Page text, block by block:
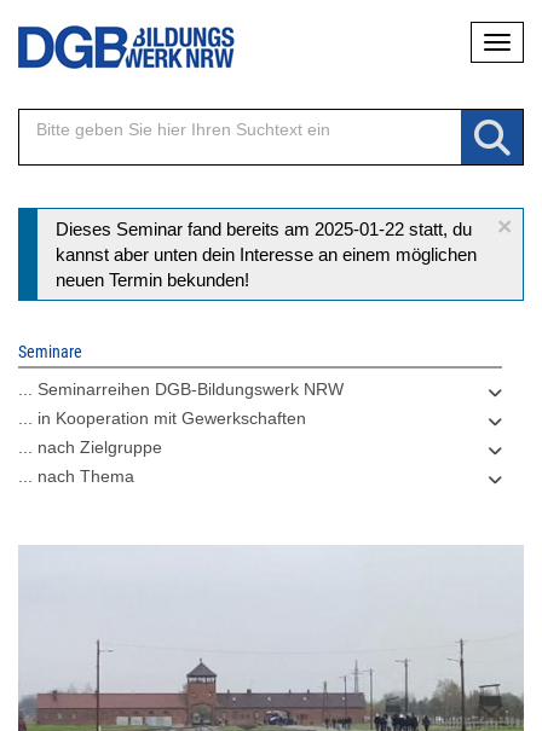
Direkt
Inhalt
×
Statusmeldung
Dieses Seminar fand bereits am 2025-01-22 statt, du
kannst aber unten dein Interesse an einem möglichen
neuen Termin bekunden!
Seminare
... Seminarreihen DGB-Bildungswerk NRW
... in Kooperation mit Gewerkschaften
... nach Zielgruppe
... nach Thema